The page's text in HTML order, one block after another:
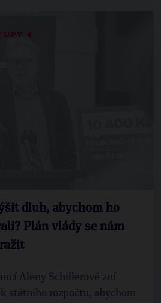
◀
dluh, abychom ho
Plán vlády se nám
Aleny Schillerové zní
státního rozpočtu, abychom